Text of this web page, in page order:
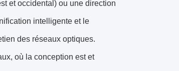
et occidental) ou une direction
intelligente et le
des réseaux optiques.
où la conception est et